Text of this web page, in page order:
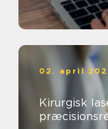
02. april
Kirurgisk